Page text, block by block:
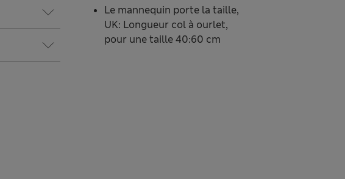
Le mannequin porte la taille,
UK: Longueur col à ourlet,
pour une taille 40:60 cm